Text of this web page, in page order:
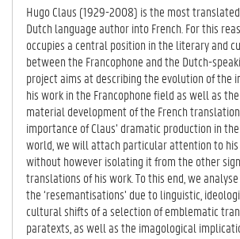
E
TA
B)
Hugo Claus (1929-2008) is the most
Dutch language author into French. For this
occupies a central position in the literary and
between the Francophone and the Dutch-
project aims at describing the evolution of the
his work in the Francophone field as well as
material development of the French
importance of Claus’ dramatic production in
world, we will attach particular attention to his
without however isolating it from the other
translations of his work. To this end, we
the ‘resemantisations’ due to linguistic,
cultural shifts of a selection of emblematic
paratexts, as well as the imagological